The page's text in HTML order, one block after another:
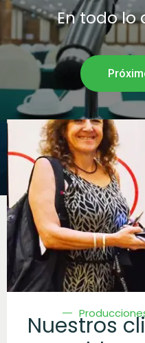
En todo lo
Nuestros